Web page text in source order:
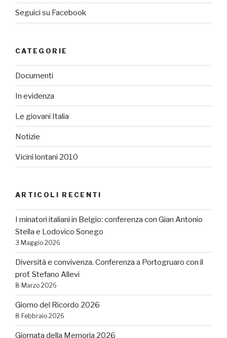
Seguici su Facebook
CATEGORIE
Documenti
In evidenza
Le giovani Italia
Notizie
Vicini lontani 2010
ARTICOLI RECENTI
I minatori italiani in Belgio: conferenza con Gian Antonio
Stella e Lodovico Sonego
3 Maggio 2026
Diversità e convivenza. Conferenza a Portogruaro con il
prof. Stefano Allevi
8 Marzo 2026
Giorno del Ricordo 2026
8 Febbraio 2026
Giornata della Memoria 2026